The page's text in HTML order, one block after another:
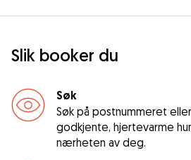
Slik booker du
Søk
Søk på postnummeret
godkjente, hjertevarme
nærheten av deg.